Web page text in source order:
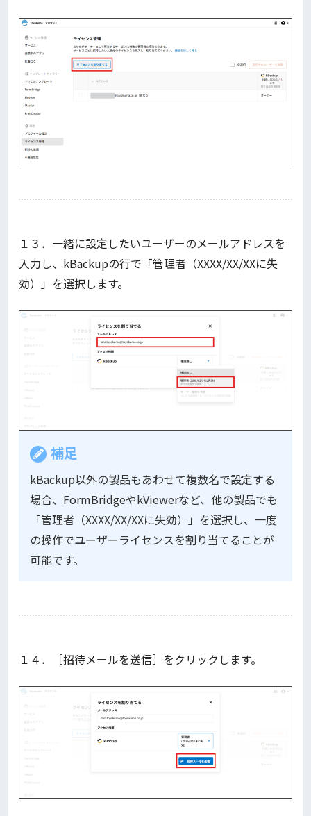
１３．一緒に設定したいユーザーのメールアドレスを
入力し、kBackupの行で「管理者（XXXX/XX/XXに失
効）」を選択します。
補足
kBackup以外の製品もあわせて複数名で設定する
場合、FormBridgeやkViewerなど、他の製品でも
「管理者（XXXX/XX/XXに失効）」を選択し、一度
の操作でユーザーライセンスを割り当てることが
可能です。
１４．［招待メールを送信］をクリックします。